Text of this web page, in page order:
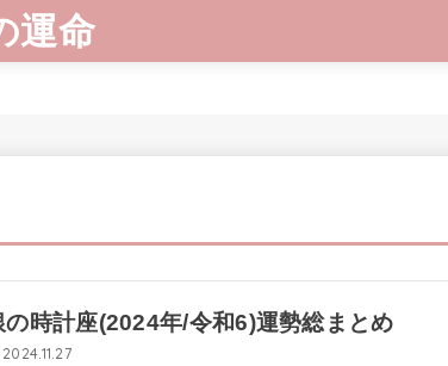
運命
の時計座(2024年/令和6)運勢総まとめ
2024.11.27